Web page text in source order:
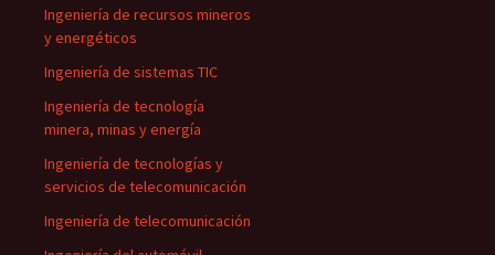
Ingeniería de recursos mineros
y energéticos
Ingeniería de sistemas TIC
Ingeniería de tecnología
minera, minas y energía
Ingeniería de tecnologías y
servicios de telecomunicación
Ingeniería de telecomunicación